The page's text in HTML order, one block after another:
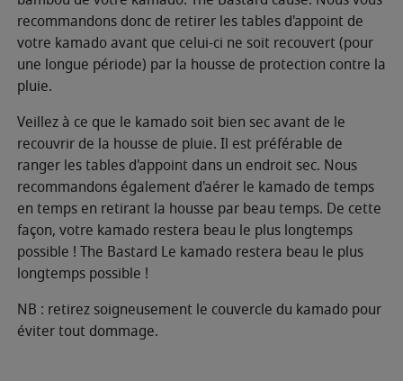
recommandons donc de retirer les tables d'appoint de
votre kamado avant que celui-ci ne soit recouvert (pour
une longue période) par la housse de protection contre la
pluie.
Veillez à ce que le kamado soit bien sec avant de le
recouvrir de la housse de pluie. Il est préférable de
ranger les tables d'appoint dans un endroit sec. Nous
recommandons également d'aérer le kamado de temps
en temps en retirant la housse par beau temps. De cette
façon, votre kamado restera beau le plus longtemps
possible ! The Bastard Le kamado restera beau le plus
longtemps possible !
NB : retirez soigneusement le couvercle du kamado pour
éviter tout dommage.